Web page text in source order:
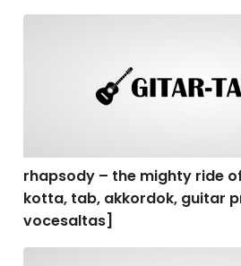
rhapsody – the mighty ride
kotta, tab, akkordok, guitar
vocesaltas]